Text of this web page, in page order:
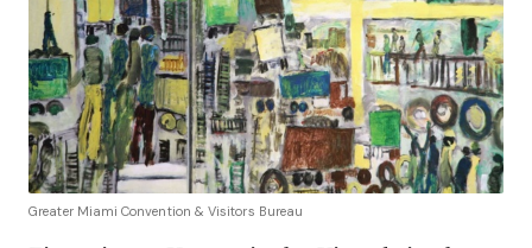
Greater Miami Convention & Visitors Bureau